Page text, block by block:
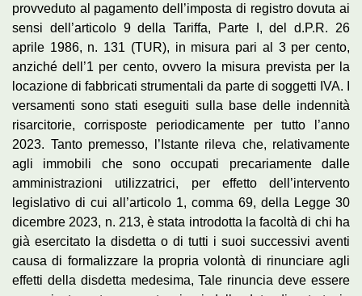
provveduto al pagamento dell’imposta di registro dovuta ai
sensi dell’articolo 9 della Tariffa, Parte I, del d.P.R. 26
aprile 1986, n. 131 (TUR), in misura pari al 3 per cento,
anziché dell’1 per cento, ovvero la misura prevista per la
locazione di fabbricati strumentali da parte di soggetti IVA. I
versamenti sono stati eseguiti sulla base delle indennità
risarcitorie, corrisposte periodicamente per tutto l’anno
2023. Tanto premesso, l’Istante rileva che, relativamente
agli immobili che sono occupati precariamente dalle
amministrazioni utilizzatrici, per effetto dell’intervento
legislativo di cui all’articolo 1, comma 69, della Legge 30
dicembre 2023, n. 213, è stata introdotta la facoltà di chi ha
già esercitato la disdetta o di tutti i suoi successivi aventi
causa di formalizzare la propria volontà di rinunciare agli
effetti della disdetta medesima, Tale rinuncia deve essere